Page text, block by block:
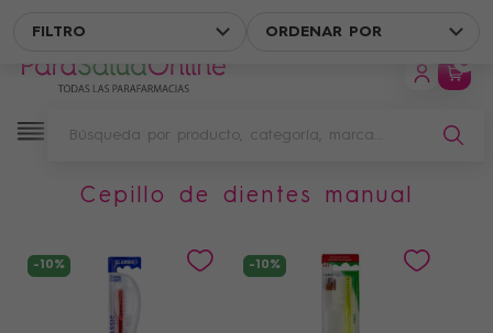
0
ORDENAR POR
FILTRO
cepillo de dientes manual
-10% -10%